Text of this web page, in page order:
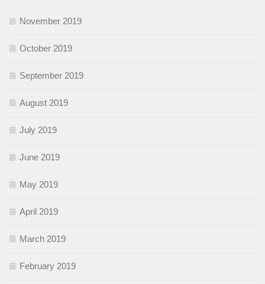
November 2019
October 2019
September 2019
August 2019
July 2019
June 2019
May 2019
April 2019
March 2019
February 2019